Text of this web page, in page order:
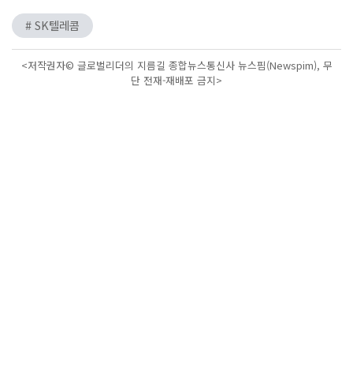
# SK텔레콤
<저작권자© 글로벌리더의 지름길 종합뉴스통신사 뉴스핌(Newspim), 무
단 전재-재배포 금지>